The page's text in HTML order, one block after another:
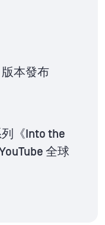
版本發布
列《Into the
全球